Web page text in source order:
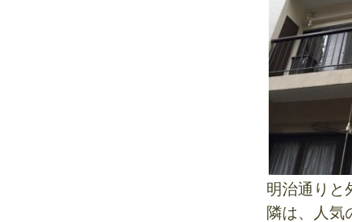
明治通りと
隣は、人気